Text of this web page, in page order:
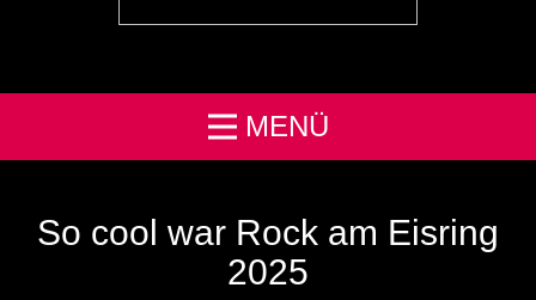
MENÜ
So cool war Rock am Eisring
2025